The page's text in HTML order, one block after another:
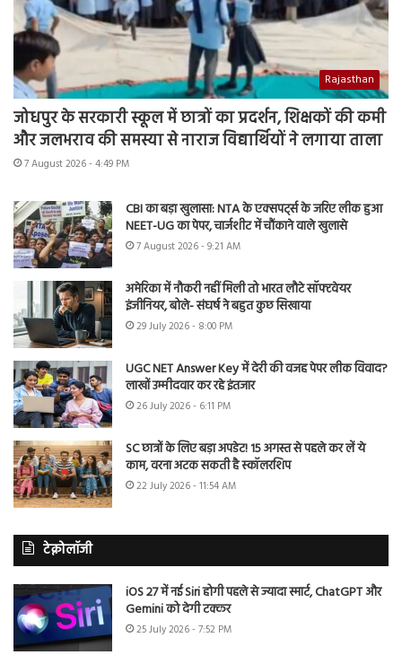
Rajasthan
जोधपुर के सरकारी स्कूल में छात्रों का प्रदर्शन, शिक्षकों की कमी
और जलभराव की समस्या से नाराज विद्यार्थियों ने लगाया ताला
7 August 2026 - 4:49 PM
CBI का बड़ा खुलासा: NTA के एक्सपर्ट्स के जरिए लीक हुआ
NEET-UG का पेपर, चार्जशीट में चौंकाने वाले खुलासे
7 August 2026 - 9:21 AM
अमेरिका में नौकरी नहीं मिली तो भारत लौटे सॉफ्टवेयर
इंजीनियर, बोले- संघर्ष ने बहुत कुछ सिखाया
29 July 2026 - 8:00 PM
UGC NET Answer Key में देरी की वजह पेपर लीक विवाद?
लाखों उम्मीदवार कर रहे इंतजार
26 July 2026 - 6:11 PM
SC छात्रों के लिए बड़ा अपडेट! 15 अगस्त से पहले कर लें ये
काम, वरना अटक सकती है स्कॉलरशिप
22 July 2026 - 11:54 AM
टेक्नोलॉजी
iOS 27 में नई Siri होगी पहले से ज्यादा स्मार्ट, ChatGPT और
Gemini को देगी टक्कर
25 July 2026 - 7:52 PM